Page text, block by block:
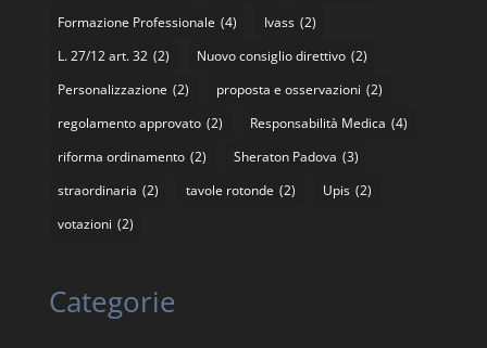
Formazione Professionale (4) Ivass (2)
L. 27/12 art. 32 (2) Nuovo consiglio direttivo (2)
Personalizzazione (2) proposta e osservazioni (2)
regolamento approvato (2) Responsabilità Medica (4)
riforma ordinamento (2) Sheraton Padova (3)
straordinaria (2) tavole rotonde (2) Upis (2)
votazioni (2)
Categorie